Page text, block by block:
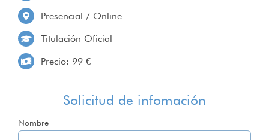
Presencial / Online
Titulación Oficial
Precio: 99 €
Solicitud de infomación
Nombre